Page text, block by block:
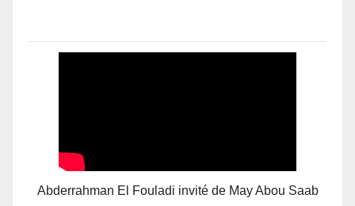
Abderrahman El Fouladi invité de May Abou Saab